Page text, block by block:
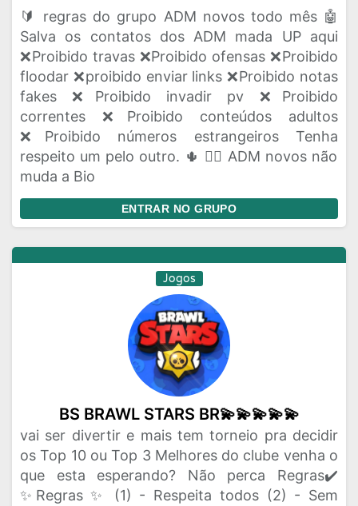
🔰 regras do grupo ADM novos todo mês 🤖
Salva os contatos dos ADM mada UP aqui
❌Proibido travas ❌Proibido ofensas ❌Proibido
floodar ❌proibido enviar links ❌Proibido notas
fakes ❌Proibido invadir pv ❌Proibido
correntes ❌Proibido conteúdos adultos
❌Proibido números estrangeiros Tenha
respeito um pelo outro. 🌵 👇🏼 ADM novos não
muda a Bio
ENTRAR NO GRUPO
Jogos
BS BRAWL STARS BR💫💫💫💫💫
vai ser divertir e mais tem torneio pra decidir
os Top 10 ou Top 3 Melhores do clube venha o
que esta esperando? Não perca Regras✔️
✨Regras ✨ (1) - Respeita todos (2) - Sem